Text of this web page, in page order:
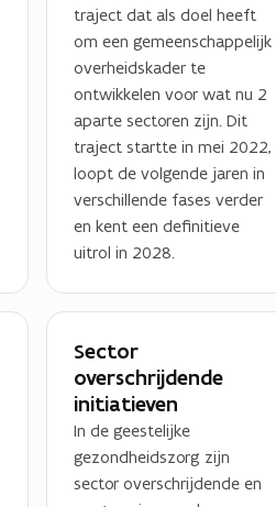
traject dat als doel heeft
om een gemeenschappelijk
overheidskader te
ontwikkelen voor wat nu 2
aparte sectoren zijn. Dit
traject startte in mei 2022,
loopt de volgende jaren in
verschillende fases verder
en kent een definitieve
uitrol in 2028.
Sector
overschrijdende
initiatieven
In de geestelijke
gezondheidszorg zijn
sector overschrijdende en